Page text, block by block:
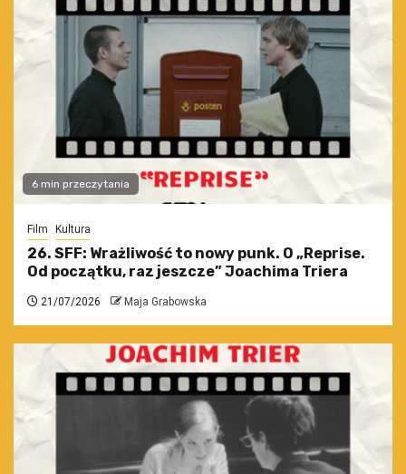
6 min przeczytania
Film Kultura
26. SFF: Wrażliwość to nowy punk. O „Reprise.
Od początku, raz jeszcze” Joachima Triera
21/07/2026 Maja Grabowska